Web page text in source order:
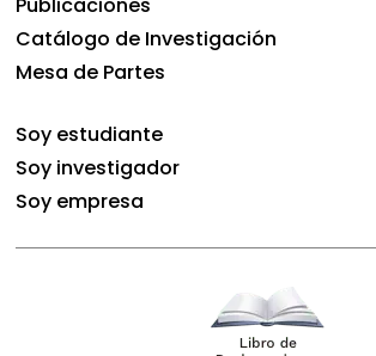
Catálogo de Investigación
Mesa de Partes
Soy estudiante
Soy investigador
Soy empresa